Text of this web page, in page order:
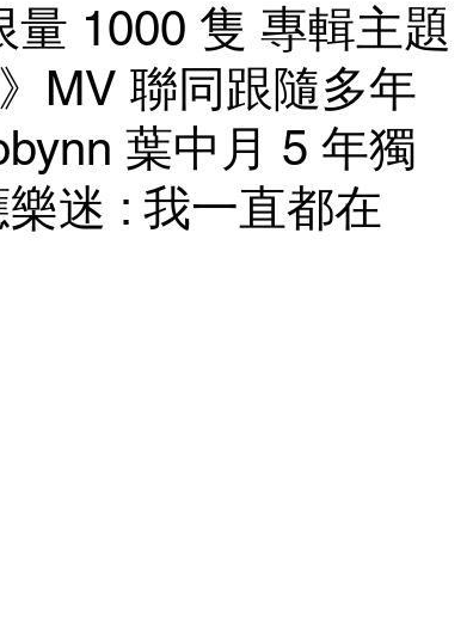
1000 隻 專輯主題
MV 聯同跟隨多年
葉中月 5 年獨
迷 : 我一直都在